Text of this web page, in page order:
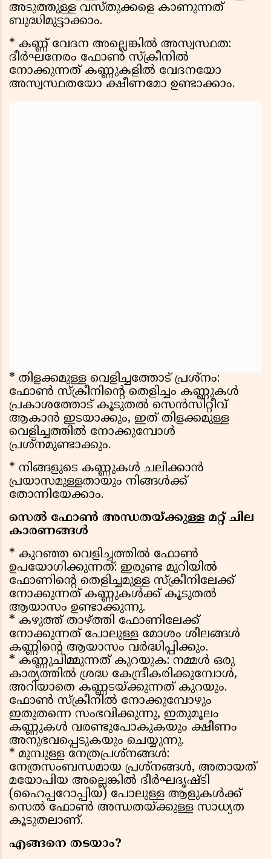
അടുത്തുള്ള വസ്തുക്കളെ കാണുന്നത്
ബുദ്ധിമുട്ടാക്കാം.
* കണ്ണ് വേദന അല്ലെങ്കിൽ അസ്വസ്ഥത:
ദീർഘനേരം ഫോൺ സ്ക്രീനിൽ
നോക്കുന്നത് കണ്ണുകളിൽ വേദനയോ
അസ്വസ്ഥതയോ ക്ഷീണമോ ഉണ്ടാക്കാം.
* തിളക്കമുള്ള വെളിച്ചത്തോട് പ്രശ്‌നം:
ഫോൺ സ്‌ക്രീനിൻ്റെ തെളിച്ചം കണ്ണുകൾ
പ്രകാശത്തോട് കൂടുതൽ സെൻസിറ്റീവ്
ആകാൻ ഇടയാക്കും, ഇത് തിളക്കമുള്ള
വെളിച്ചത്തിൽ നോക്കുമ്പോൾ
പ്രശ്‌നമുണ്ടാക്കും.
* നിങ്ങളുടെ കണ്ണുകൾ ചലിക്കാൻ
പ്രയാസമുള്ളതായും നിങ്ങൾക്ക്
തോന്നിയേക്കാം.
സെൽ ഫോൺ അന്ധതയ്ക്കുള്ള മറ്റ് ചില
കാരണങ്ങൾ
* കുറഞ്ഞ വെളിച്ചത്തിൽ ഫോൺ
ഉപയോഗിക്കുന്നത്: ഇരുണ്ട മുറിയിൽ
ഫോണിൻ്റെ തെളിച്ചമുള്ള സ്‌ക്രീനിലേക്ക്
നോക്കുന്നത് കണ്ണുകൾക്ക് കൂടുതൽ
ആയാസം ഉണ്ടാക്കുന്നു.
* കഴുത്ത് താഴ്ത്തി ഫോണിലേക്ക്
നോക്കുന്നത് പോലുള്ള മോശം ശീലങ്ങൾ
കണ്ണിൻ്റെ ആയാസം വർദ്ധിപ്പിക്കും.
* കണ്ണുചിമ്മുന്നത് കുറയുക: നമ്മൾ ഒരു
കാര്യത്തിൽ ശ്രദ്ധ കേന്ദ്രീകരിക്കുമ്പോൾ,
അറിയാതെ കണ്ണടയ്ക്കുന്നത് കുറയും.
ഫോൺ സ്‌ക്രീനിൽ നോക്കുമ്പോഴും
ഇതുതന്നെ സംഭവിക്കുന്നു, ഇതുമൂലം
കണ്ണുകൾ വരണ്ടുപോകുകയും ക്ഷീണം
അനുഭവപ്പെടുകയും ചെയ്യുന്നു.
* മുമ്പുള്ള നേത്രപ്രശ്‌നങ്ങൾ:
നേത്രസംബന്ധമായ പ്രശ്‌നങ്ങൾ, അതായത്
മയോപിയ അല്ലെങ്കിൽ ദീർഘദൃഷ്ടി
(ഹൈപ്പറോപ്പിയ) പോലുള്ള ആളുകൾക്ക്
സെൽ ഫോൺ അന്ധതയ്ക്കുള്ള സാധ്യത
കൂടുതലാണ്.
എങ്ങനെ തടയാം?